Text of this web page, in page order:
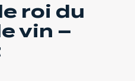
PARTICULIERS
roi du
vin –